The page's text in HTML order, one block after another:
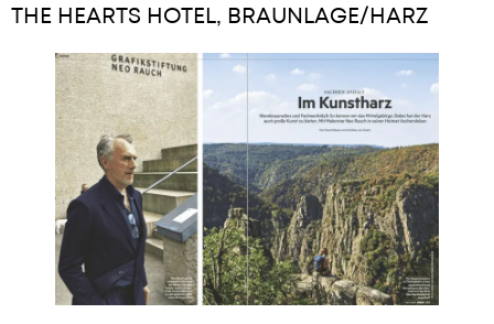
THE HEARTS HOTEL, BRAUNLAGE/HARZ